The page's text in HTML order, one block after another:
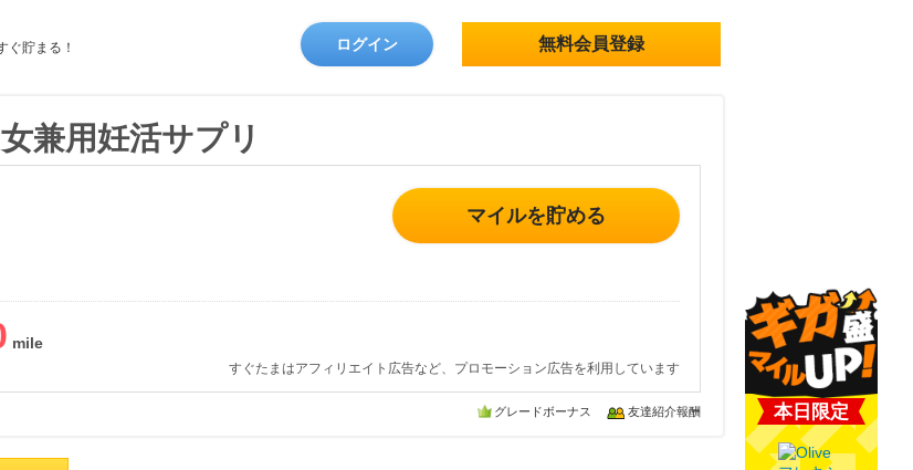
ぐ貯まる！ ログイン 無料会員登録
兼用妊活サプリ
マイルを貯める
すぐたまはアフィリエイト広告など、プロモーション広告を利用しています
グレードボーナス 友達紹介報酬 本日限定